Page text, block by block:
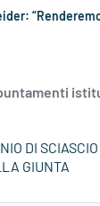
DI SCIASCIO
GIUNTA